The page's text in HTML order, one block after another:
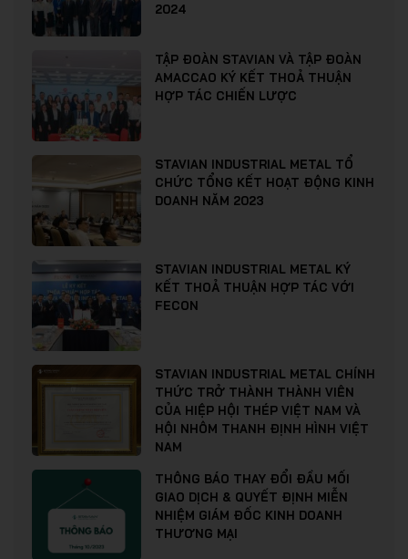
2024
TẬP ĐOÀN STAVIAN VÀ TẬP ĐOÀN
AMACCAO KÝ KẾT THOẢ THUẬN
HỢP TÁC CHIẾN LƯỢC
STAVIAN INDUSTRIAL METAL TỔ
CHỨC TỔNG KẾT HOẠT ĐỘNG KINH
DOANH NĂM 2023
STAVIAN INDUSTRIAL METAL KÝ
KẾT THOẢ THUẬN HỢP TÁC VỚI
FECON
STAVIAN INDUSTRIAL METAL CHÍNH
THỨC TRỞ THÀNH THÀNH VIÊN
CỦA HIỆP HỘI THÉP VIỆT NAM VÀ
HỘI NHÔM THANH ĐỊNH HÌNH VIỆT
NAM
THÔNG BÁO THAY ĐỔI ĐẦU MỐI
GIAO DỊCH & QUYẾT ĐỊNH MIỄN
NHIỆM GIÁM ĐỐC KINH DOANH
THƯƠNG MẠI